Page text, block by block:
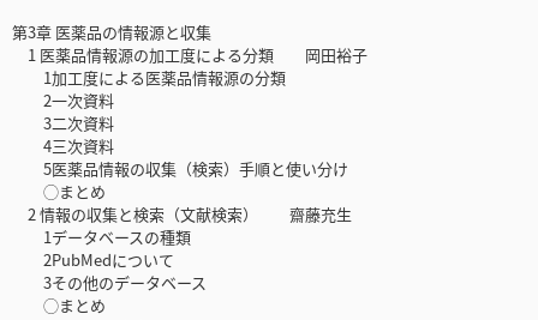
第3章 医薬品の情報源と収集
1 医薬品情報源の加工度による分類 岡田裕子
1加工度による医薬品情報源の分類
2一次資料
3二次資料
4三次資料
5医薬品情報の収集（検索）手順と使い分け
◯まとめ
2 情報の収集と検索（文献検索） 齋藤充生
1データベースの種類
2PubMedについて
3その他のデータベース
◯まとめ